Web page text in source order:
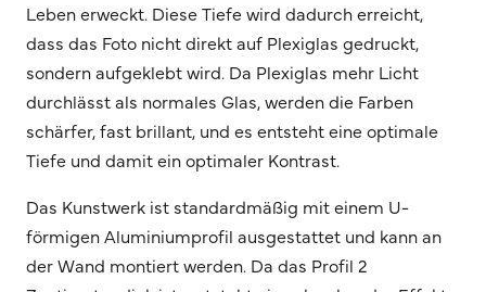
Leben erweckt. Diese Tiefe wird dadurch erreicht,
dass das Foto nicht direkt auf Plexiglas gedruckt,
sondern aufgeklebt wird. Da Plexiglas mehr Licht
durchlässt als normales Glas, werden die Farben
schärfer, fast brillant, und es entsteht eine optimale
Tiefe und damit ein optimaler Kontrast.
Das Kunstwerk ist standardmäßig mit einem U-
förmigen Aluminiumprofil ausgestattet und kann an
der Wand montiert werden. Da das Profil 2